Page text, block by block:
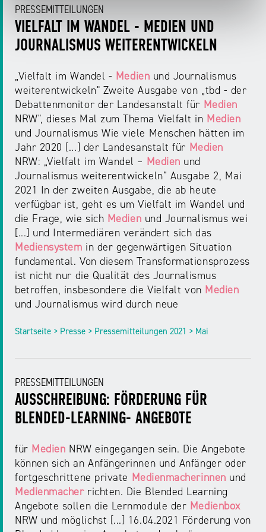
PRESSEMITTEILUNGEN
VIELFALT IM WANDEL - MEDIEN UND
JOURNALISMUS WEITERENTWICKELN
„Vielfalt im Wandel - Medien und Journalismus
weiterentwickeln" Zweite Ausgabe von „tbd - der
Debattenmonitor der Landesanstalt für Medien
NRW", dieses Mal zum Thema Vielfalt in Medien
und Journalismus Wie viele Menschen hätten im
Jahr 2020 [...] der Landesanstalt für Medien
NRW: „Vielfalt im Wandel – Medien und
Journalismus weiterentwickeln“ Ausgabe 2, Mai
2021 In der zweiten Ausgabe, die ab heute
verfügbar ist, geht es um Vielfalt im Wandel und
die Frage, wie sich Medien und Journalismus wei
[...] und Intermediären verändert sich das
Mediensystem in der gegenwärtigen Situation
fundamental. Von diesem Transformationsprozess
ist nicht nur die Qualität des Journalismus
betroffen, insbesondere die Vielfalt von Medien
und Journalismus wird durch neue
Startseite > Presse > Pressemitteilungen 2021 > Mai
PRESSEMITTEILUNGEN
AUSSCHREIBUNG: FÖRDERUNG FÜR
BLENDED-LEARNING- ANGEBOTE
für Medien NRW eingegangen sein. Die Angebote
können sich an Anfängerinnen und Anfänger oder
fortgeschrittene private Medienmacherinnen und
Medienmacherrichten. Die Blended Learning
Angebote sollen die Lernmodule der Medienbox
NRW und möglichst [...] 16.04.2021 Förderung von